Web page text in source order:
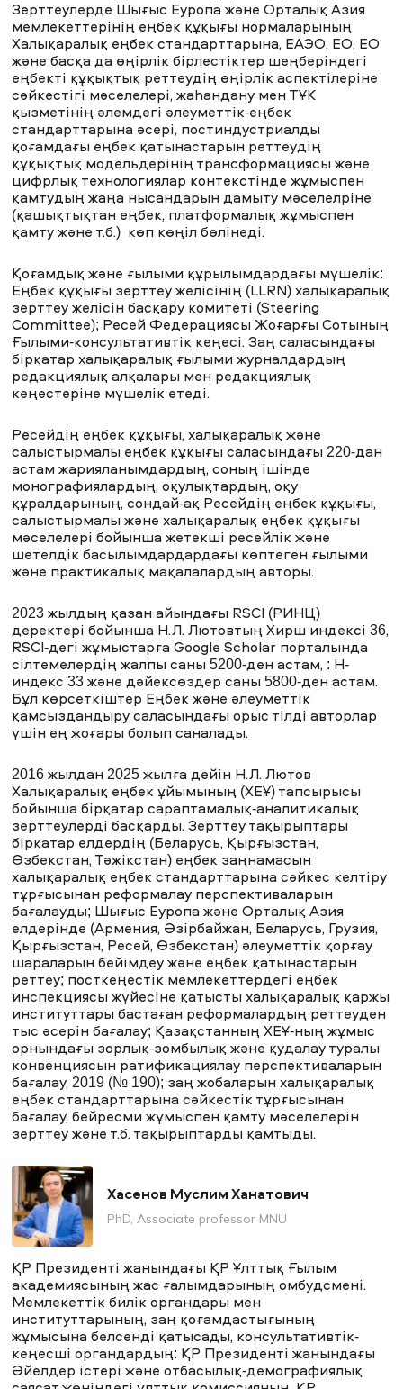
Зерттеулерде Шығыс Еуропа және Орталық Азия
мемлекеттерінің еңбек құқығы нормаларының
Халықаралық еңбек стандарттарына, ЕАЭО, ЕО, ЕО
және басқа да өңірлік бірлестіктер шеңберіндегі
еңбекті құқықтық реттеудің өңірлік аспектілеріне
сәйкестігі мәселелері, жаһандану мен ТҰК
қызметінің әлемдегі әлеуметтік-еңбек
стандарттарына әсері, постиндустриалды
қоғамдағы еңбек қатынастарын реттеудің
құқықтық модельдерінің трансформациясы және
цифрлық технологиялар контекстінде жұмыспен
қамтудың жаңа нысандарын дамыту мәселелріне
(қашықтықтан еңбек, платформалық жұмыспен
қамту және т.б.) көп көңіл бөлінеді.
Қоғамдық және ғылыми құрылымдардағы мүшелік:
Еңбек құқығы зерттеу желісінің (LLRN) халықаралық
зерттеу желісін басқару комитеті (Steering
Committee); Ресей Федерациясы Жоғарғы Сотының
Ғылыми-консультативтік кеңесі. Заң саласындағы
бірқатар халықаралық ғылыми журналдардың
редакциялық алқалары мен редакциялық
кеңестеріне мүшелік етеді.
Ресейдің еңбек құқығы, халықаралық және
салыстырмалы еңбек құқығы саласындағы 220-дан
астам жарияланымдардың, соның ішінде
монографиялардың, оқулықтардың, оқу
құралдарының, сондай-ақ Ресейдің еңбек құқығы,
салыстырмалы және халықаралық еңбек құқығы
мәселелері бойынша жетекші ресейлік және
шетелдік басылымдардардағы көптеген ғылыми
және практикалық мақалалардың авторы.
2023 жылдың қазан айындағы RSCI (РИНЦ)
деректері бойынша Н.Л. Лютовтың Хирш индексі 36,
RSCI-дегі жұмыстарға Google Scholar порталында
сілтемелердің жалпы саны 5200-ден астам, : H-
индекс 33 және дәйексөздер саны 5800-ден астам.
Бұл көрсеткіштер Еңбек және әлеуметтік
қамсыздандыру саласындағы орыс тілді авторлар
үшін ең жоғары болып саналады.
2016 жылдан 2025 жылға дейін Н.Л. Лютов
Халықаралық еңбек ұйымының (ХЕҰ) тапсырысы
бойынша бірқатар сараптамалық-аналитикалық
зерттеулерді басқарды. Зерттеу тақырыптары
бірқатар елдердің (Беларусь, Қырғызстан,
Өзбекстан, Тәжікстан) еңбек заңнамасын
халықаралық еңбек стандарттарына сәйкес келтіру
тұрғысынан реформалау перспективаларын
бағалауды; Шығыс Еуропа және Орталық Азия
елдерінде (Армения, Әзірбайжан, Беларусь, Грузия,
Қырғызстан, Ресей, Өзбекстан) әлеуметтік қорғау
шараларын бейімдеу және еңбек қатынастарын
реттеу; посткеңестік мемлекеттердегі еңбек
инспекциясы жүйесіне қатысты халықаралық қаржы
институттары бастаған реформалардың реттеуден
тыс әсерін бағалау; Қазақстанның ХЕҰ-ның жұмыс
орнындағы зорлық-зомбылық және қудалау туралы
конвенциясын ратификациялау перспективаларын
бағалау, 2019 (№ 190); заң жобаларын халықаралық
еңбек стандарттарына сәйкестік тұрғысынан
бағалау, бейресми жұмыспен қамту мәселелерін
зерттеу және т.б. тақырыптарды қамтыды.
Хасенов Муслим Ханатович
PhD, Аssociate professor MNU
ҚР Президенті жанындағы ҚР Ұлттық Ғылым
академиясының жас ғалымдарының омбудсмені.
Мемлекеттік билік органдары мен
институттарының, заң қоғамдастығының
жұмысына белсенді қатысады, консультативтік-
кеңесші органдардың: ҚР Президенті жанындағы
Әйелдер істері және отбасылық-демографиялық